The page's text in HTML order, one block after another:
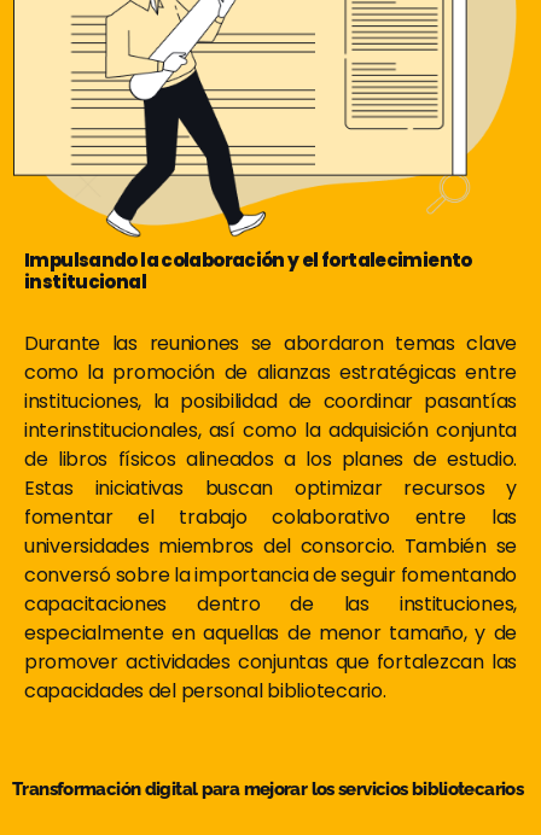
Impulsando la colaboración y el fortalecimiento
institucional
Durante las reuniones se abordaron temas clave
como la promoción de alianzas estratégicas entre
instituciones, la posibilidad de coordinar pasantías
interinstitucionales, así como la adquisición conjunta
de libros físicos alineados a los planes de estudio.
Estas iniciativas buscan optimizar recursos y
fomentar el trabajo colaborativo entre las
universidades miembros del consorcio. También se
conversó sobre la importancia de seguir fomentando
capacitaciones dentro de las instituciones,
especialmente en aquellas de menor tamaño, y de
promover actividades conjuntas que fortalezcan las
capacidades del personal bibliotecario.
Transformación digital para mejorar los servicios bibliotecarios